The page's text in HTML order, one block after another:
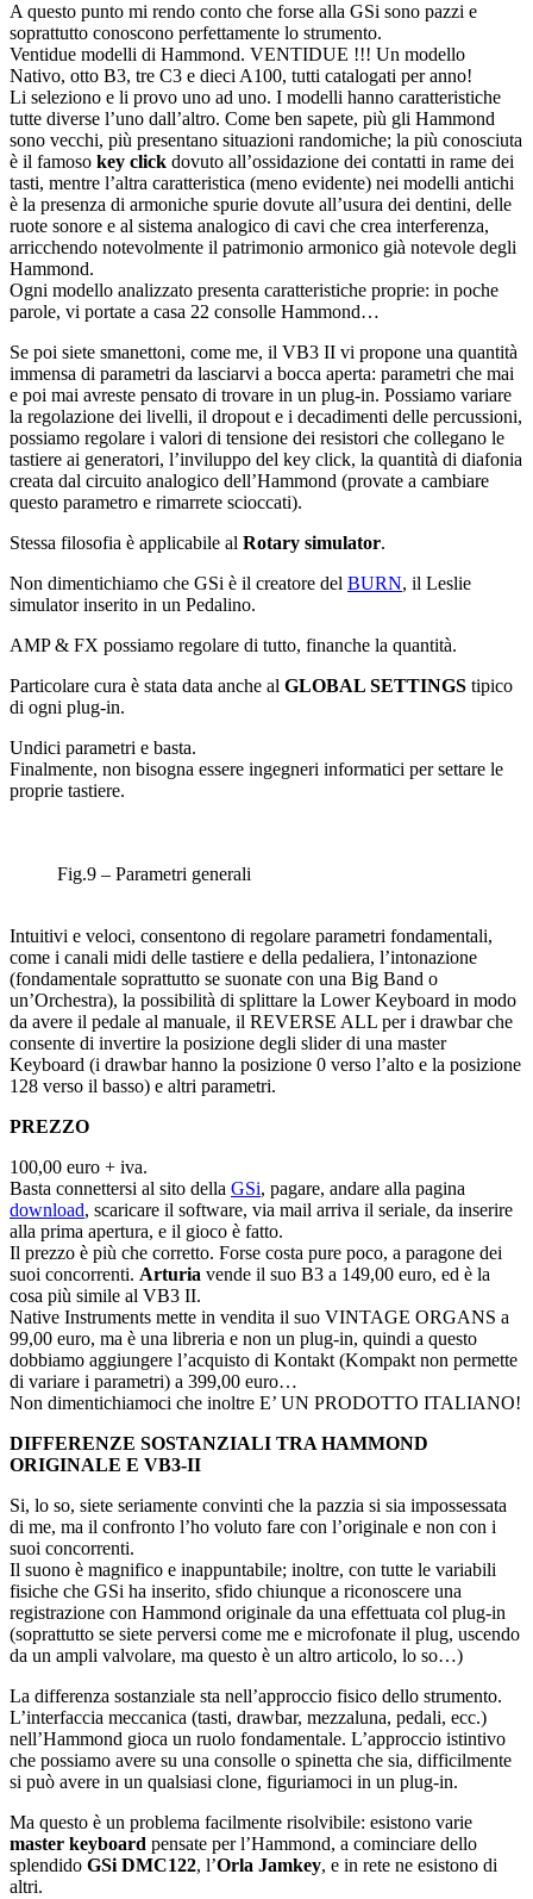
A questo punto mi rendo conto che forse alla GSi sono pazzi e
soprattutto conoscono perfettamente lo strumento.
Ventidue modelli di Hammond. VENTIDUE !!! Un modello
Nativo, otto B3, tre C3 e dieci A100, tutti catalogati per anno!
Li seleziono e li provo uno ad uno. I modelli hanno caratteristiche
tutte diverse l’uno dall’altro. Come ben sapete, più gli Hammond
sono vecchi, più presentano situazioni randomiche; la più conosciuta
è il famoso key click dovuto all’ossidazione dei contatti in rame dei
tasti, mentre l’altra caratteristica (meno evidente) nei modelli antichi
è la presenza di armoniche spurie dovute all’usura dei dentini, delle
ruote sonore e al sistema analogico di cavi che crea interferenza,
arricchendo notevolmente il patrimonio armonico già notevole degli
Hammond.
Ogni modello analizzato presenta caratteristiche proprie: in poche
parole, vi portate a casa 22 consolle Hammond…
Se poi siete smanettoni, come me, il VB3 II vi propone una quantità
immensa di parametri da lasciarvi a bocca aperta: parametri che mai
e poi mai avreste pensato di trovare in un plug-in. Possiamo variare
la regolazione dei livelli, il dropout e i decadimenti delle percussioni,
possiamo regolare i valori di tensione dei resistori che collegano le
tastiere ai generatori, l’inviluppo del key click, la quantità di diafonia
creata dal circuito analogico dell’Hammond (provate a cambiare
questo parametro e rimarrete scioccati).
Stessa filosofia è applicabile al Rotary simulator.
Non dimentichiamo che GSi è il creatore del BURN, il Leslie
simulator inserito in un Pedalino.
AMP & FX possiamo regolare di tutto, finanche la quantità.
Particolare cura è stata data anche al GLOBAL SETTINGS tipico
di ogni plug-in.
Undici parametri e basta.
Finalmente, non bisogna essere ingegneri informatici per settare le
proprie tastiere.
Fig.9 – Parametri generali
Intuitivi e veloci, consentono di regolare parametri fondamentali,
come i canali midi delle tastiere e della pedaliera, l’intonazione
(fondamentale soprattutto se suonate con una Big Band o
un’Orchestra), la possibilità di splittare la Lower Keyboard in modo
da avere il pedale al manuale, il REVERSE ALL per i drawbar che
consente di invertire la posizione degli slider di una master
Keyboard (i drawbar hanno la posizione 0 verso l’alto e la posizione
128 verso il basso) e altri parametri.
PREZZO
100,00 euro + iva.
Basta connettersi al sito della GSi, pagare, andare alla pagina
download, scaricare il software, via mail arriva il seriale, da inserire
alla prima apertura, e il gioco è fatto.
Il prezzo è più che corretto. Forse costa pure poco, a paragone dei
suoi concorrenti. Arturia vende il suo B3 a 149,00 euro, ed è la
cosa più simile al VB3 II.
Native Instruments mette in vendita il suo VINTAGE ORGANS a
99,00 euro, ma è una libreria e non un plug-in, quindi a questo
dobbiamo aggiungere l’acquisto di Kontakt (Kompakt non permette
di variare i parametri) a 399,00 euro…
Non dimentichiamoci che inoltre E’ UN PRODOTTO ITALIANO!
DIFFERENZE SOSTANZIALI TRA HAMMOND
ORIGINALE E VB3-II
Si, lo so, siete seriamente convinti che la pazzia si sia impossessata
di me, ma il confronto l’ho voluto fare con l’originale e non con i
suoi concorrenti.
Il suono è magnifico e inappuntabile; inoltre, con tutte le variabili
fisiche che GSi ha inserito, sfido chiunque a riconoscere una
registrazione con Hammond originale da una effettuata col plug-in
(soprattutto se siete perversi come me e microfonate il plug, uscendo
da un ampli valvolare, ma questo è un altro articolo, lo so…)
La differenza sostanziale sta nell’approccio fisico dello strumento.
L’interfaccia meccanica (tasti, drawbar, mezzaluna, pedali, ecc.)
nell’Hammond gioca un ruolo fondamentale. L’approccio istintivo
che possiamo avere su una consolle o spinetta che sia, difficilmente
si può avere in un qualsiasi clone, figuriamoci in un plug-in.
Ma questo è un problema facilmente risolvibile: esistono varie
master keyboard pensate per l’Hammond, a cominciare dello
splendido GSi DMC122, l’Orla Jamkey, e in rete ne esistono di
altri.